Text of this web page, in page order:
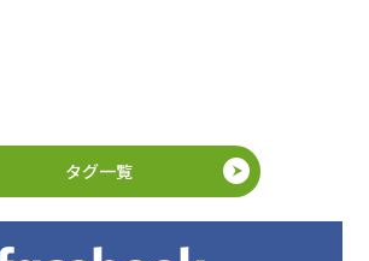
タグ一覧